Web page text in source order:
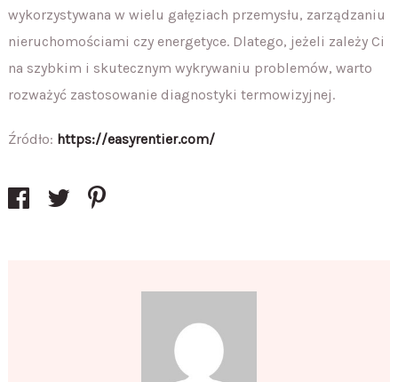
wykorzystywana w wielu gałęziach przemysłu, zarządzaniu
nieruchomościami czy energetyce. Dlatego, jeżeli zależy Ci
na szybkim i skutecznym wykrywaniu problemów, warto
rozważyć zastosowanie diagnostyki termowizyjnej.
Źródło: https://easyrentier.com/